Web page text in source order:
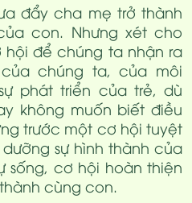
đẩy cha mẹ trở thành
con. Nhưng xét cho
để chúng ta nhận ra
chúng ta, của môi
phát triển của trẻ, dù
không muốn biết điều
trước một cơ hội tuyệt
sự hình thành của
sống, cơ hội hoàn thiện
cùng con.